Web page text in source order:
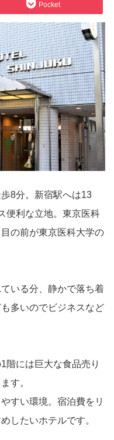
Pocket
8分。新宿駅へは13
便利な立地。東京医科
の前が東京医科大学の
いる分、静かで落ち着
多いのでビジネスなど
階には巨大な食品売り
す。
すい環境。宿泊費をリ
したいホテルです。